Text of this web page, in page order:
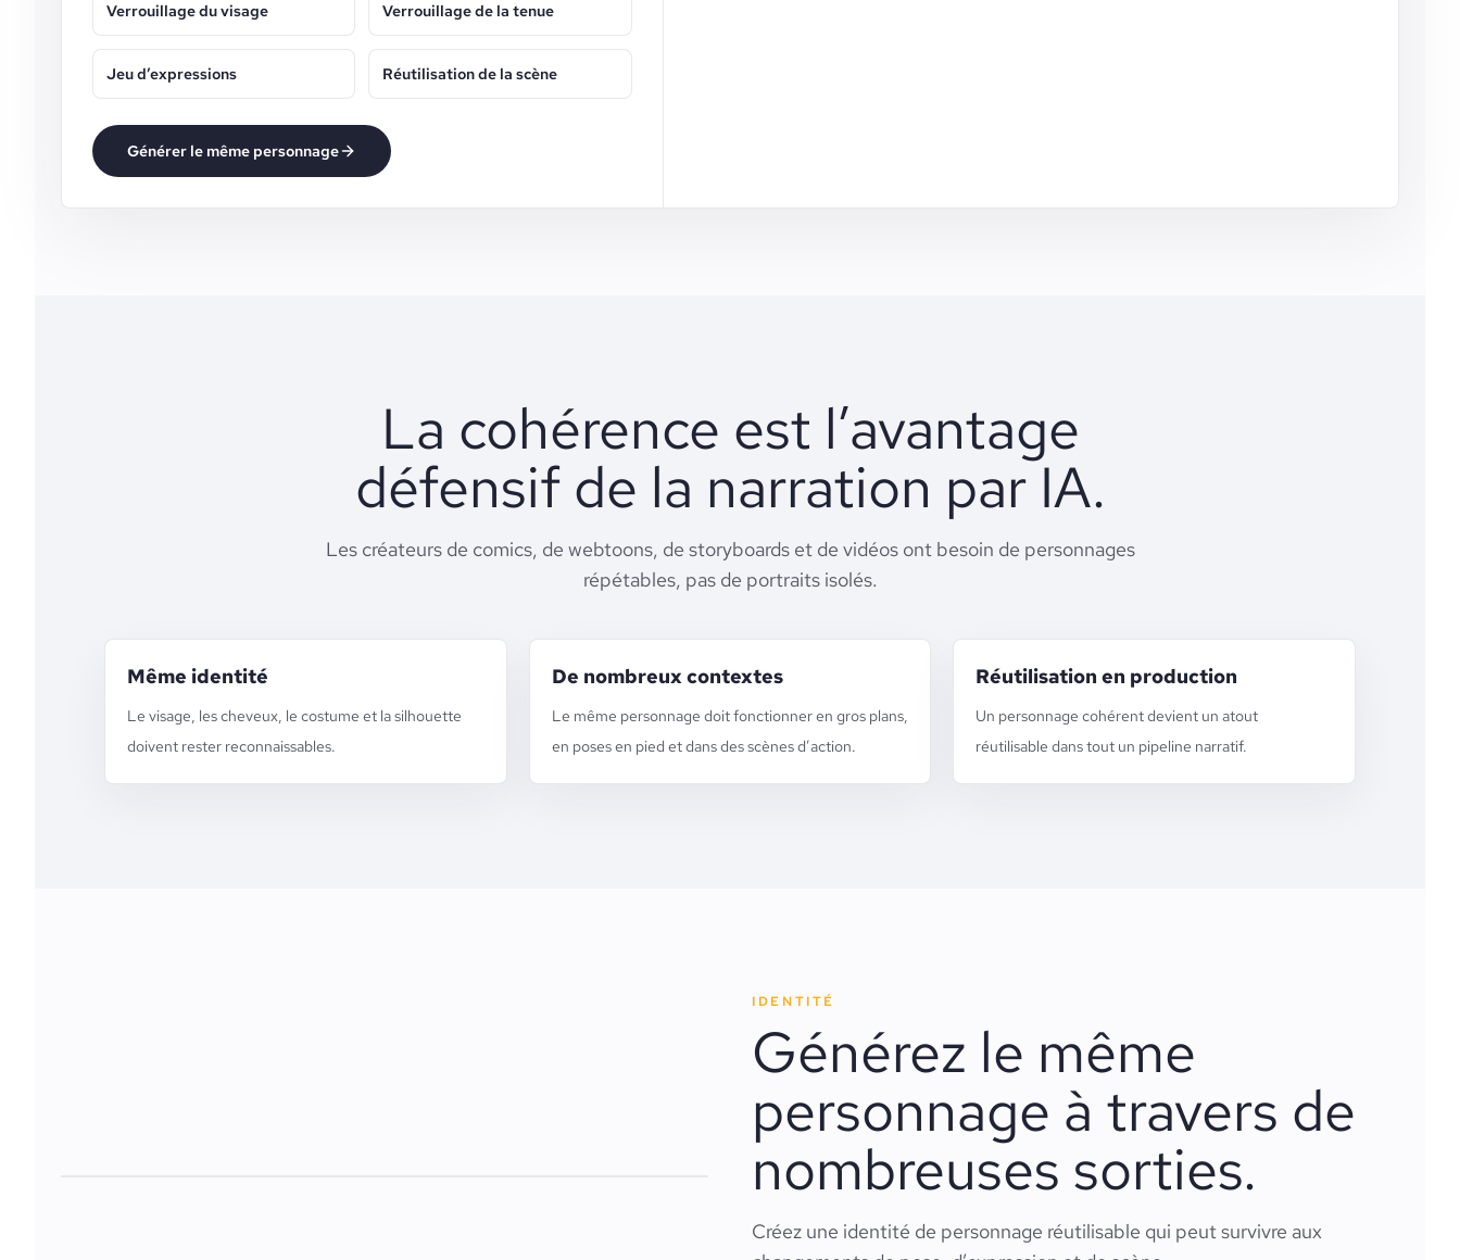
Verrouillage du visage Verrouillage de la tenue
Jeu d’expressions Réutilisation de la scène
Générer le même personnage
La cohérence est l’avantage
défensif de la narration par IA.
Les créateurs de comics, de webtoons, de storyboards et de vidéos ont besoin de personnages
répétables, pas de portraits isolés.
Même identité
Le visage, les cheveux, le costume et la silhouette
doivent rester reconnaissables.
De nombreux contextes
Le même personnage doit fonctionner en gros plans,
en poses en pied et dans des scènes d’action.
Réutilisation en production
Un personnage cohérent devient un atout
réutilisable dans tout un pipeline narratif.
IDENTITÉ
Générez le même
personnage à travers de
nombreuses sorties.
Créez une identité de personnage réutilisable qui peut survivre aux